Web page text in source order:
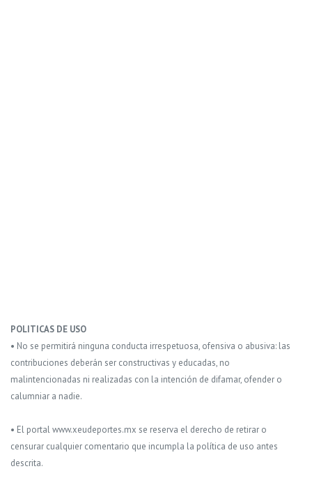
POLITICAS DE USO
• No se permitirá ninguna conducta irrespetuosa, ofensiva o abusiva: las
contribuciones deberán ser constructivas y educadas, no
malintencionadas ni realizadas con la intención de difamar, ofender o
calumniar a nadie.
• El portal www.xeudeportes.mx se reserva el derecho de retirar o
censurar cualquier comentario que incumpla la política de uso antes
descrita.